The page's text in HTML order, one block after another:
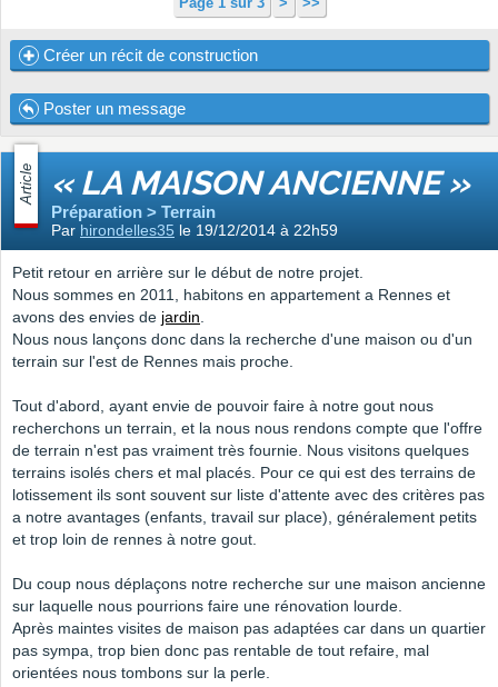
Créer un récit de construction
Poster un message
Article « LA MAISON ANCIENNE »
Préparation > Terrain
Par hirondelles35 le 19/12/2014 à 22h59
Petit retour en arrière sur le début de notre projet.
Nous sommes en 2011, habitons en appartement a Rennes et
avons des envies de jardin.
Nous nous lançons donc dans la recherche d'une maison ou d'un
terrain sur l'est de Rennes mais proche.
Tout d'abord, ayant envie de pouvoir faire à notre gout nous
recherchons un terrain, et la nous nous rendons compte que l'offre
de terrain n'est pas vraiment très fournie. Nous visitons quelques
terrains isolés chers et mal placés. Pour ce qui est des terrains de
lotissement ils sont souvent sur liste d'attente avec des critères pas
a notre avantages (enfants, travail sur place), généralement petits
et trop loin de rennes à notre gout.
Du coup nous déplaçons notre recherche sur une maison ancienne
sur laquelle nous pourrions faire une rénovation lourde.
Après maintes visites de maison pas adaptées car dans un quartier
pas sympa, trop bien donc pas rentable de tout refaire, mal
orientées nous tombons sur la perle.